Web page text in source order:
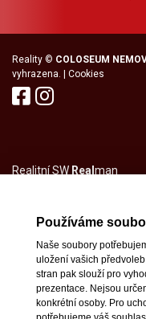
Reality © COLOSEUM
vyhrazena. | Cookies
Realitní SW Real man
Používáme
Naše soubory
uložení vašich
stran pak slouží pro
prezentace. Nejsou
konkrétní osoby. Pro